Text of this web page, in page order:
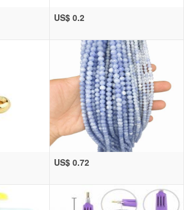
US$ 0.2
US$ 0.72